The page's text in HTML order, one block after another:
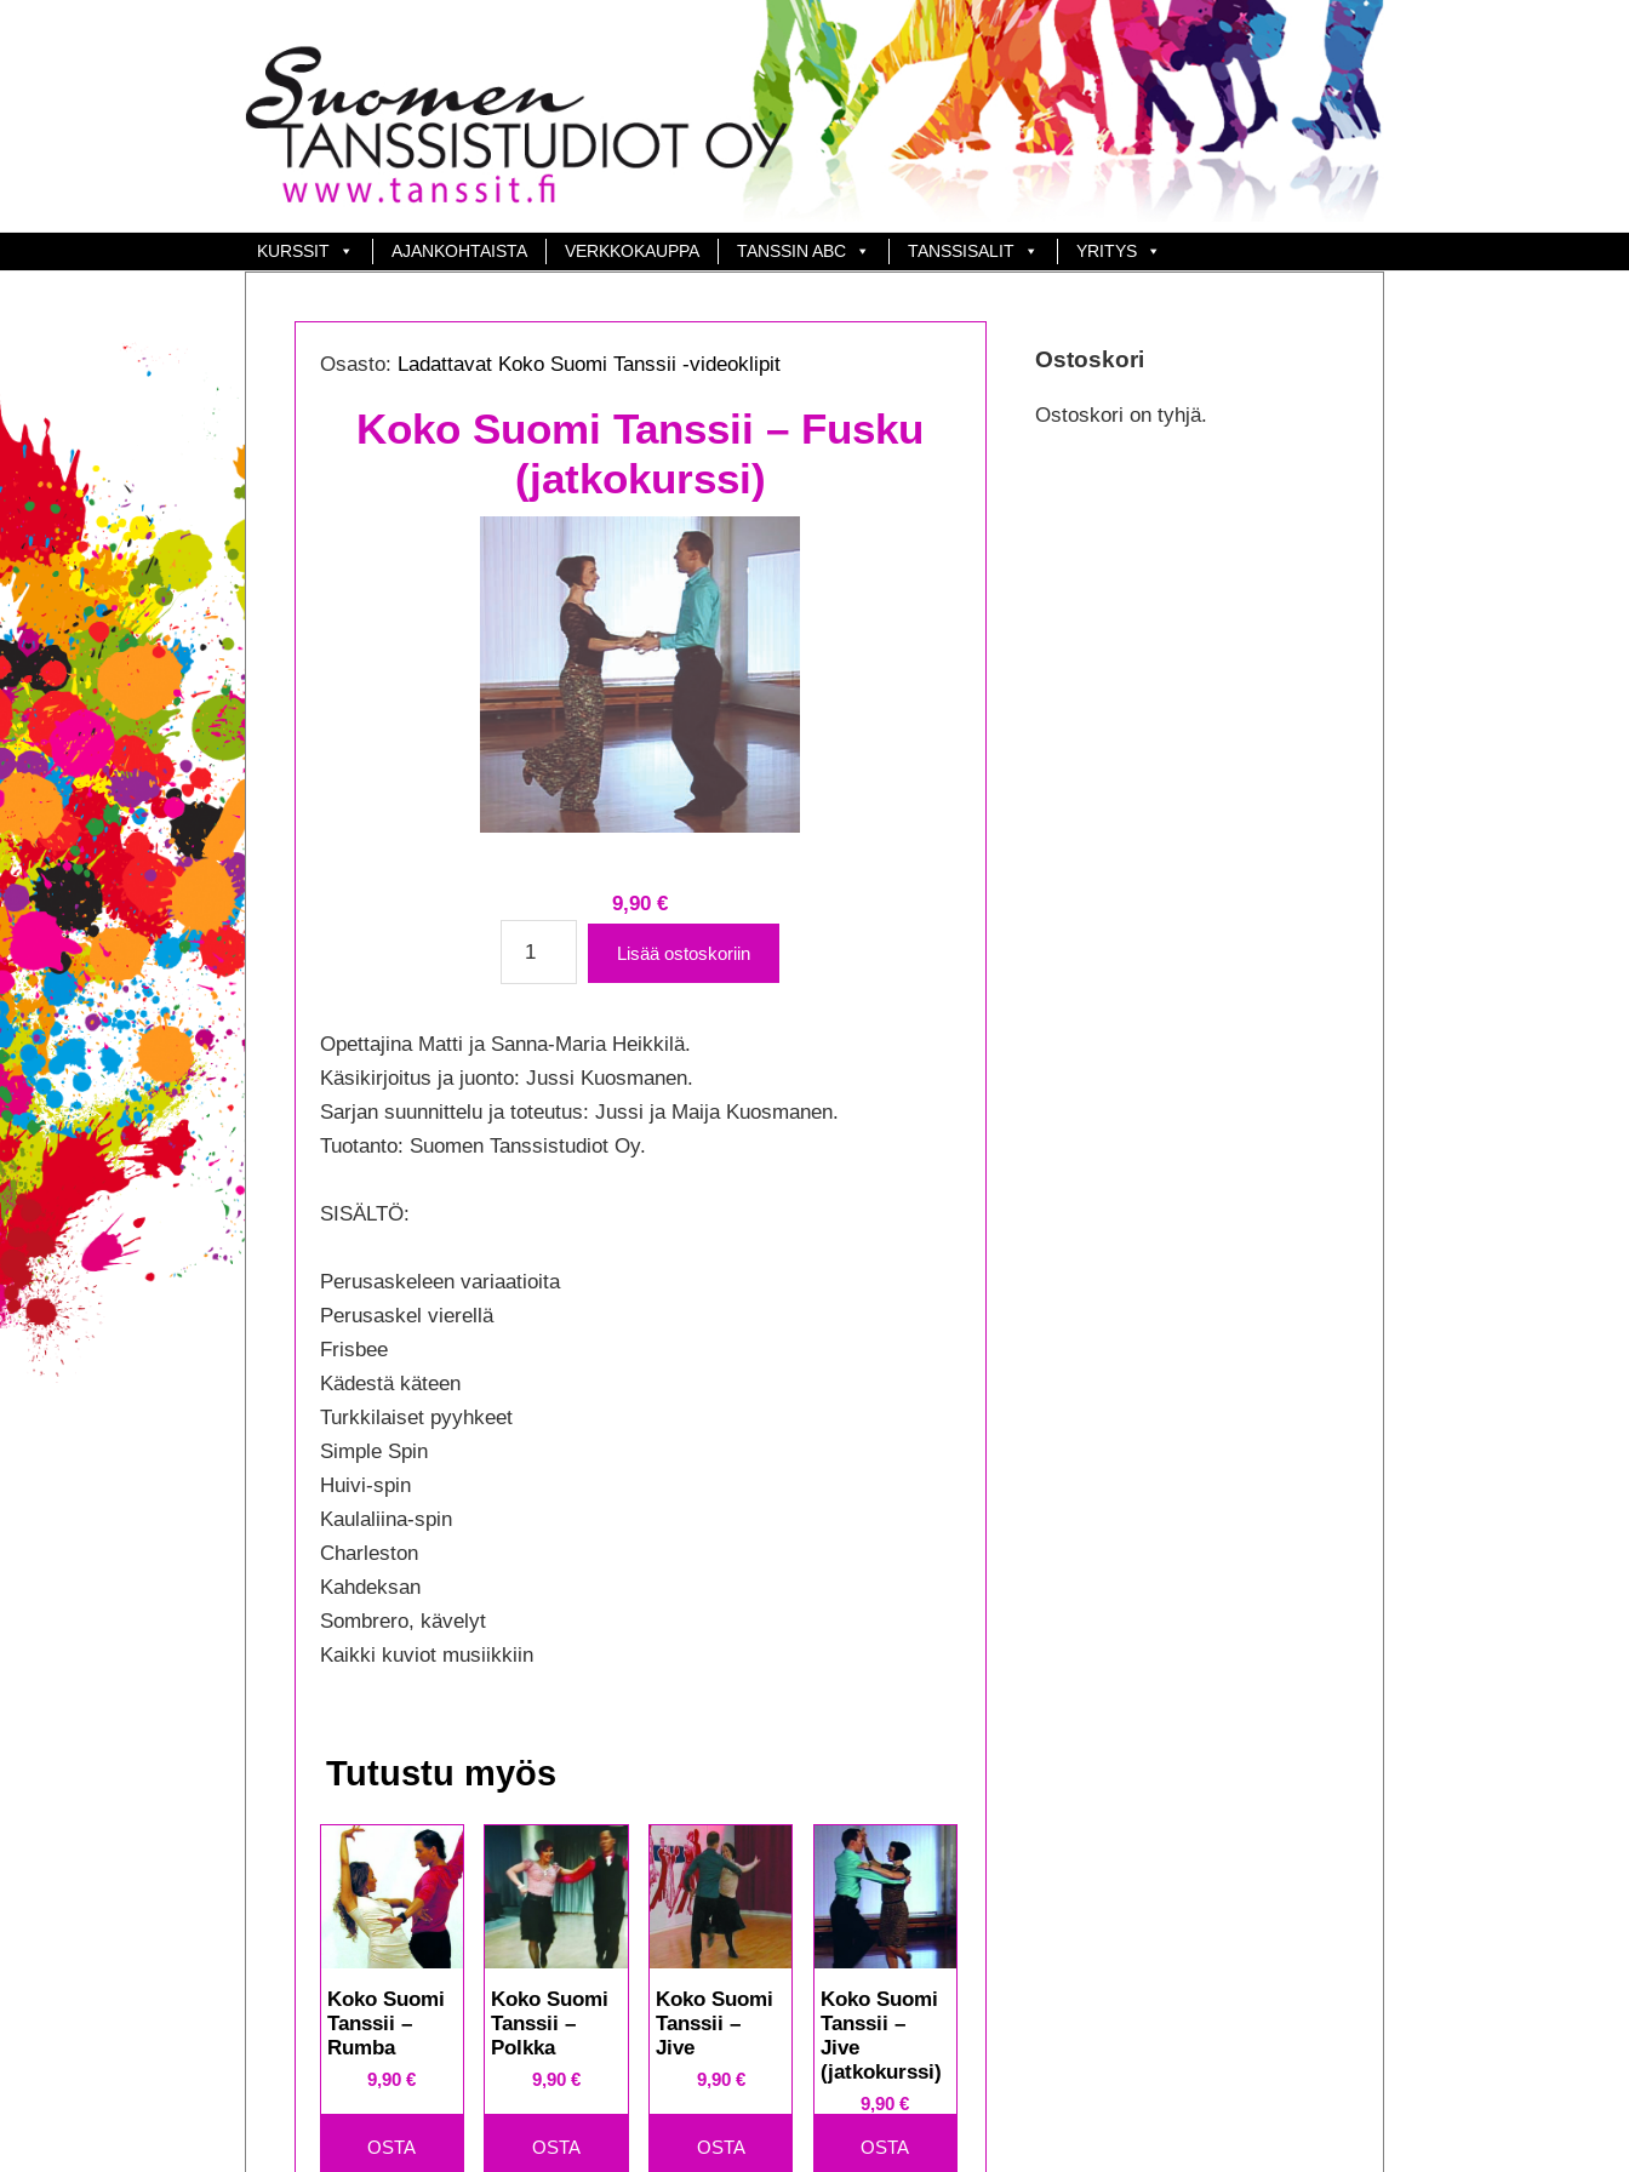
KURSSIT AJANKOHTAISTA VERKKOKAUPPA TANSSIN ABC TANSSISALIT YRITYS
Osasto: Ladattavat Koko Suomi Tanssii -videoklipit
Koko Suomi Tanssii – Fusku
(jatkokurssi)
9,90€
–
Fusku
(jatkokurssi)
määrä
Lisää ostoskoriin
Opettajina Matti ja Sanna-Maria Heikkilä.
Käsikirjoitus ja juonto: Jussi Kuosmanen.
Sarjan suunnittelu ja toteutus: Jussi ja Maija Kuosmanen.
Tuotanto: Suomen Tanssistudiot Oy.
SISÄLTÖ:
Perusaskeleen variaatioita
Perusaskel vierellä
Frisbee
Kädestä käteen
Turkkilaiset pyyhkeet
Simple Spin
Huivi-spin
Kaulaliina-spin
Charleston
Kahdeksan
Sombrero, kävelyt
Kaikki kuviot musiikkiin
Tutustu myös
Koko Suomi
Tanssii –
Rumba
9,90€
OSTA
Koko Suomi
Tanssii –
Polkka
9,90 €
OSTA
Koko Suomi
Tanssii –
Jive
9,90 €
OSTA
Koko Suomi
Tanssii –
Jive
(jatkokurssi)
9,90€
OSTA
Ostoskori
Ostoskori on tyhjä.